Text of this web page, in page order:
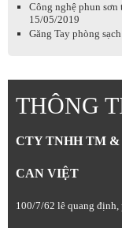
Công nghệ phun
15/05/2019
Găng Tay phòng
THÔNG
CTY TNHH TM &
CAN VIỆT
100/7/62 lê quang